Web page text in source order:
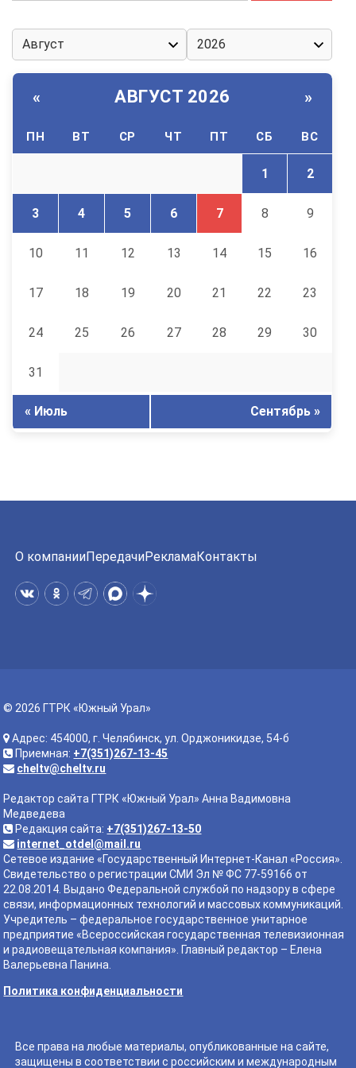
« АВГУСТ 2026 »
ПН ВТ СР ЧТ ПТ СБ ВС
1 2
3 4 5 6 7 8 9
10 11 12 13 14 15 16
17 18 19 20 21 22 23
24 25 26 27 28 29 30
31
« Июль Сентябрь »
О компанииПередачиРекламаКонтакты
© 2026 ГТРК «Южный Урал»
Адрес: 454000, г. Челябинск, ул. Орджоникидзе, 54-б
Приемная: +7(351)267-13-45
cheltv@cheltv.ru
Редактор сайта ГТРК «Южный Урал» Анна Вадимовна
Медведева
Редакция сайта: +7(351)267-13-50
internet_otdel@mail.ru
Сетевое издание «Государственный Интернет-Канал «Россия».
Свидетельство о регистрации СМИ Эл № ФС 77-59166 от
22.08.2014. Выдано Федеральной службой по надзору в сфере
связи, информационных технологий и массовых коммуникаций.
Учредитель – федеральное государственное унитарное
предприятие «Всероссийская государственная телевизионная
и радиовещательная компания». Главный редактор – Елена
Валерьевна Панина.
Политика конфиденциальности
Все права на любые материалы, опубликованные на сайте,
защищены в соответствии с российским и международным